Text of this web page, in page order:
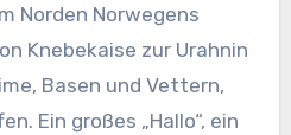
Norden Norwegens
Knebekaise zur Urahnin
Basen und Vettern,
Ein großes „Hallo“, ein